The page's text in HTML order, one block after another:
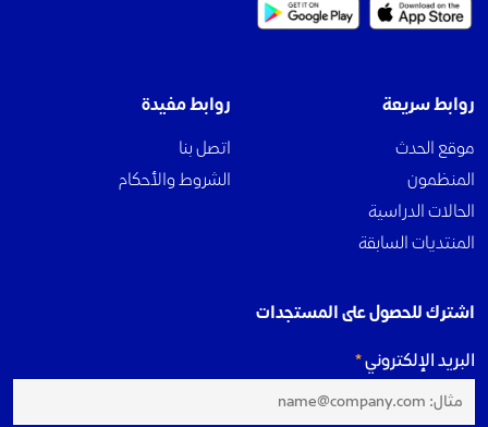
روابط سريعة
موقع الحدث
المنظمون
الحالات الدراسية
المنتديات السابقة
روابط مفيدة
اتصل بنا
الشروط والأحكام
اشترك للحصول على المستجدات
البريد الإلكتروني